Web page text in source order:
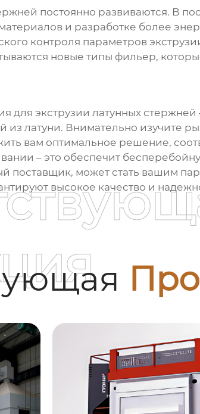
постоянно развиваются. В
и разработке более
контроля параметров
новые типы фильер,
для экструзии латунных стержней
из латуни. Внимательно изучите
вам оптимальное решение,
– это обеспечит
может стать вашим
высокое качество и